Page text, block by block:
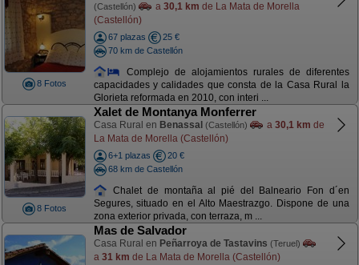
8 Fotos
(Castellón) a 30,1 km de La Mata de Morella
(Castellón)
67 plazas
25 €
70 km de Castellón
Complejo de alojamientos rurales de diferentes
capacidades y calidades que consta de la Casa Rural la
Glorieta reformada en 2010, con interi ...
8 Fotos
Xalet de Montanya Monferrer
Casa Rural en Benassal (Castellón) a 30,1 km de
La Mata de Morella (Castellón)
6+1 plazas
20 €
68 km de Castellón
Chalet de montaña al pié del Balneario Fon d´en
Segures, situado en el Alto Maestrazgo. Dispone de una
zona exterior privada, con terraza, m ...
Mas de Salvador
Casa Rural en Peñarroya de Tastavins (Teruel)
a 31 km de La Mata de Morella (Castellón)